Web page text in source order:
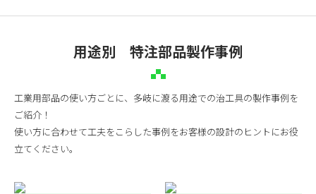
用途別 特注部品製作事例
工業用部品の使い方ごとに、多岐に渡る用途での治工具の製作事例を
ご紹介！
使い方に合わせて工夫をこらした事例をお客様の設計のヒントにお役
立てください。